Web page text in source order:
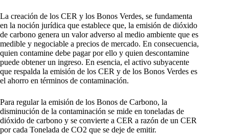
La creación de los CER y los Bonos Verdes, se fundamenta
en la noción jurídica que establece que, la emisión de dióxido
de carbono genera un valor adverso al medio ambiente que es
medible y negociable a precios de mercado. En consecuencia,
quien contamine debe pagar por ello y quien descontamine
puede obtener un ingreso. En esencia, el activo subyacente
que respalda la emisión de los CER y de los Bonos Verdes es
el ahorro en términos de contaminación.
Para regular la emisión de los Bonos de Carbono, la
disminución de la contaminación se mide en toneladas de
dióxido de carbono y se convierte a CER a razón de un CER
por cada Tonelada de CO2 que se deje de emitir.